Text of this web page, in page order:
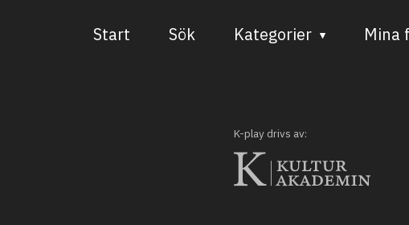
Start Sök Kategorier
Dans
Musik
Mina
K-play drivs av: